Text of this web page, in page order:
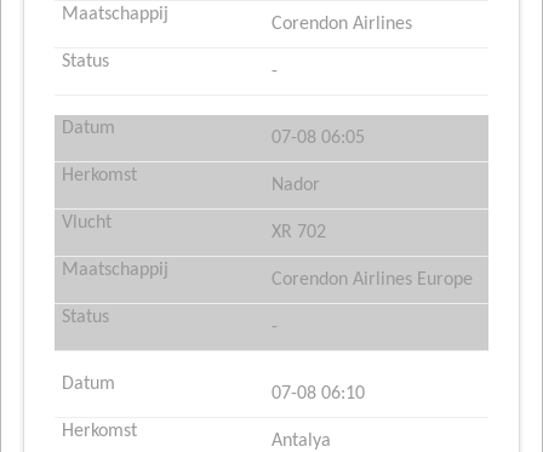
Corendon Airlines
-
07-08 06:05
Nador
XR 702
Corendon Airlines Europe
-
07-08 06:10
Antalya